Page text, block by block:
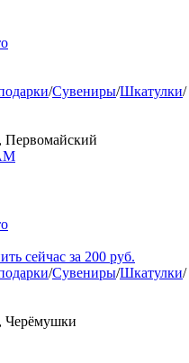
/Сувениры/Шкатулки/
Первомайский
сейчас за 200 руб.
/Сувениры/Шкатулки/
Черёмушки